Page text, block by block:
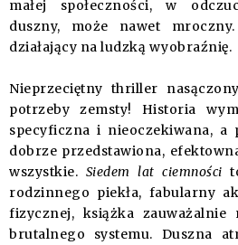
małej społeczności, w
duszny, może nawet
działający na ludzką wyobraźnię.
Nieprzeciętny thriller
potrzeby zemsty! Historia
specyficzna i nieoczekiwana, a
dobrze przedstawiona,
wszystkie. Siedem lat ciemności
rodzinnego piekła, fabularny
fizycznej, książka zauważalnie
brutalnego systemu. Duszna